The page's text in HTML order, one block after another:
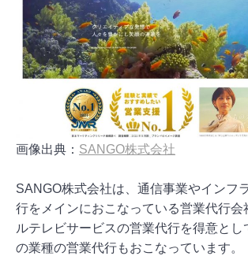
画像出典： SANGO株式会社
SANGO株式会社は、通信事業やインフ
行をメインにおこなっている営業代行会
ルテレビサービスの営業代行を得意とし
の業種の営業代行もおこなっています。